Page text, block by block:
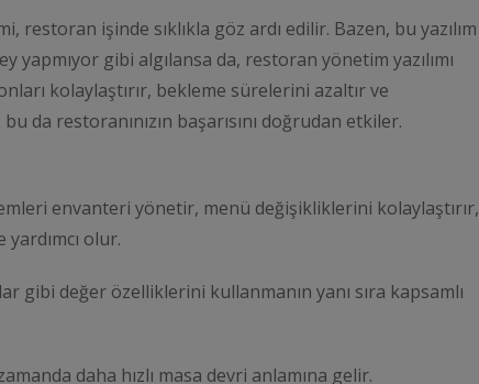
restoran işinde sıklıkla göz ardı edilir. Bazen, bu yazılım
gibi algılansa da, restoran yönetim yazılımı
kolaylaştırır, bekleme sürelerini azaltır ve
restoranınızın başarısını doğrudan etkiler.
envanteri yönetir, menü değişikliklerini kolaylaştırır,
olur.
gibi değer özelliklerini kullanmanın yanı sıra kapsamlı
daha hızlı masa devri anlamına gelir.